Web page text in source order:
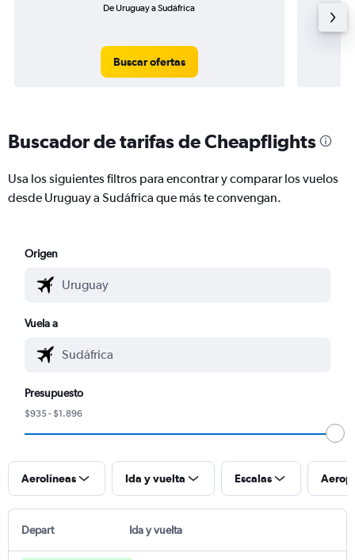
De Uruguay a Sudáfrica
Buscar ofertas
Buscador de tarifas de Cheapflights
Usa los siguientes filtros para encontrar y comparar los vuelos
desde Uruguay a Sudáfrica que más te convengan.
Origen
Vuela a
Presupuesto
$935 - $1.896
Aerolíneas Ida y vuelta Escalas
Depart Ida y vuelta